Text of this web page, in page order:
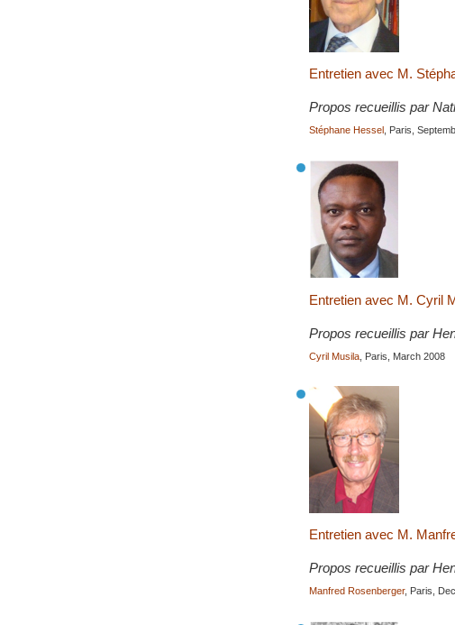
Entretien avec M.
Propos recueillis par
Stéphane Hessel , Paris,
Entretien avec M. Cyril
Propos recueillis par
Cyril Musila , Paris, March 2008
Entretien avec M.
Propos recueillis par
Manfred Rosenberger, Paris,